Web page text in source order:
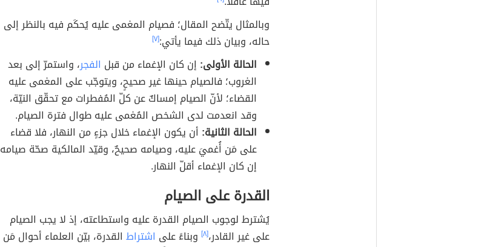
وبالمثال يتّضح المقال؛ فصيام المغمى عليه يُحكَم فيه بالنظر إلى
حاله، وبيان ذلك فيما يأتي:[٧]
الحالة الأولى: إن كان الإغماء من قبل الفجر، واستمرّ إلى بعد
الغروب؛ فالصيام حينها غير صحيحٍ، ويتوجّب على المغمى عليه
القضاء؛ لأنّ الصيام إمساكٌ عن كلّ المُفطرات مع تحقّق النيّة،
وقد انعدمت لدى الشخص المُغمى عليه طوال فترة الصيام.
الحالة الثانية: أن يكون الإغماء خلال جزءٍ من النهار، فلا قضاء
على مَن أُغميَ عليه، وصيامه صحيحٌ، وقيّد المالكية صحّة صيامه
إن كان الإغماء أقلّ النهار.
القدرة على الصيام
يُشترط لوجوب الصيام القدرة عليه واستطاعته، إذ لا يجب الصيام
على غير القادر،[٨] وبناءً على اشتراط القدرة، بيّن العلماء أحوال مَن